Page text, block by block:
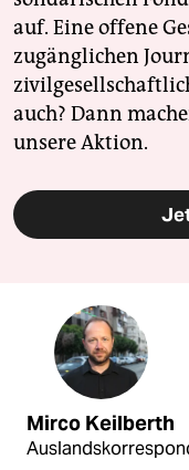
auf. Eine offene
zugänglichen
auch? Dann
unsere Aktion.
Mirco Keilberth